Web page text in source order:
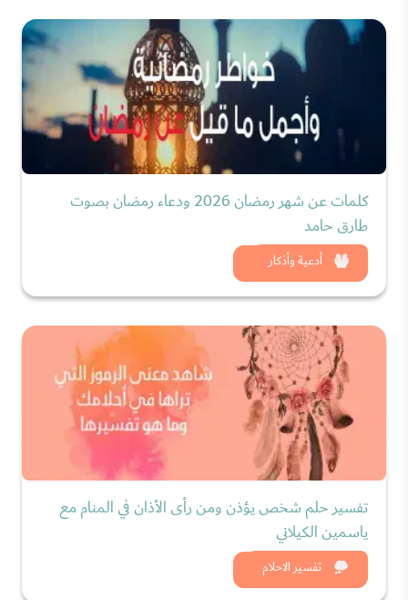
أدعية وأذكار
كلمات عن شهر رمضان 2026 ودعاء رمضان بصوت
طارق حامد
شاهد الان
تفسير الاحلام
تفسير حلم شخص يؤذن ومن رأى الأذان في المنام مع
ياسمين الكيلاني
شاهد الان